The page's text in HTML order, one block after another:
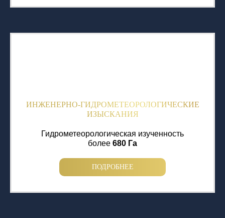
ИНЖЕНЕРНО-ГИДРОМЕТЕОРОЛОГИЧЕСКИЕ
ИЗЫСКАНИЯ
Гидрометеорологическая изученность
более 680 Га
ПОДРОБНЕЕ